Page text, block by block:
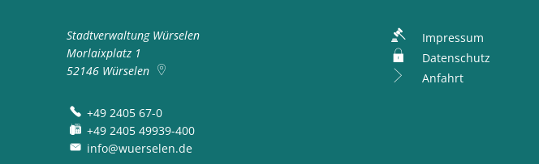
Stadtverwaltung Würselen
Morlaixplatz 1
52146 Würselen
+49 2405 67-0
+49 2405 49939-400
info@wuerselen.de
Impressum
Datenschutz
Anfahrt